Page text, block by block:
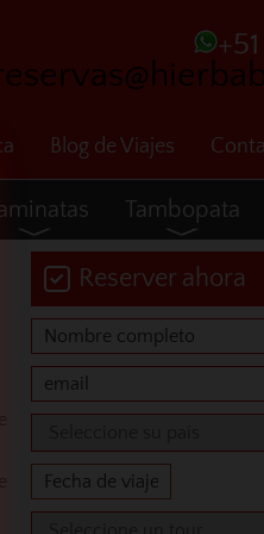
Blog de Viajes
Tambopata
Reserver ahora